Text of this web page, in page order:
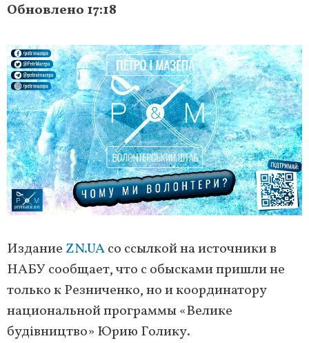
Обновлено 17:18
Издание ZN.UAсо ссылкой на источники в
НАБУ сообщает, что с обысками пришли не
только к Резниченко, но и координатору
национальной программы «Велике
будівництво» Юрию Голику.